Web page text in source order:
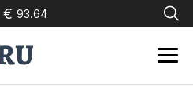
€ 93.64